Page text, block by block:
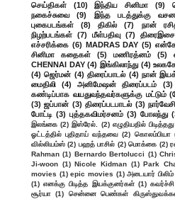
செய்திகள்
(10) இந்திய சினிமா (9)
நகைச்சுவை
(9) இந்த படத்துக்கு
புகைபடங்கள்
(8) திகில் (7) நான்
நிழற்படங்கள் (7) மீள்பதிவு (7) திரைஇசை
எச்சரிக்கை (6) MADRAS DAY (5)
சினிமா கதைகள்
(5) மணிரத்னம் (5)
CHENNAI DAY (4) இங்கிலாந்து (4)
(4) ஜெர்மன் (4) திரைப்பாடல் (4) நான்
மைதிலி
(4) அனிமேஷன் திரைப்படம் (3)
கண்டிப்பாக வயதுவந்தவர்களுக்கு மட்டும்
(3) ஜப்பான் (3) திரைப்படபாடல் (3)
போட்டி (3) புத்தகவிமர்சனம் (3) போலந்து
இலங்கை (2) இஸ்ரேல். (2) எழுதியதில் பிடித்தது
ஓட்டத்தில் புதிதாய் வந்தவை (2) கொலம்பியா
வில்லியம்ஸ் (2) பஹத் பாசில் (2) மொக்கை (2)
Rahman (1) Bernardo Bertolucci (1)
Ji-woon (1) Nicole Kidman (1) Park
movies (1) epic movies (1) அடையார்
(1) எனக்கு பிடித்த இயக்குனர்கள் (1)
சூர்யா (1) சென்னை பெண்கள்